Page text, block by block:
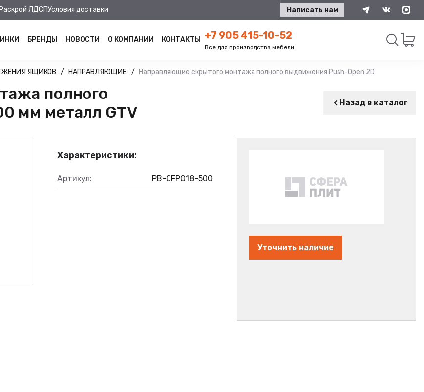
Раскрой ЛДСПУсловия доставки Написать нам
БРЕНДЫ НОВОСТИ О КОМПАНИИ КОНТАКТЫ +7 905 415-10-52
Все для производства мебели
Искать
ЯЩИКОВ НАПРАВЛЯЮЩИЕ Направляющие скрытого монтажа полного выдвижения Push-Open 2D 500 мм
полного
мм металл GTV
Назад в каталог
Характеристики:
Артикул: PB-0FPO18-500
Уточнить наличие